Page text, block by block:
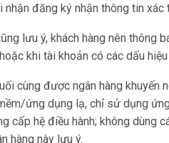
nhận đăng ký nhận thông tin xác
lưu ý, khách hàng nên thông
khi tài khoản có các dấu
cùng được ngân hàng khuyến
ứng dụng lạ, chỉ sử dụng
cấp hệ điều hành; không dùng
hàng này lưu ý.